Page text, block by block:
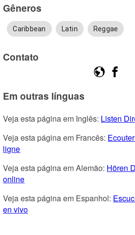
Gêneros
Caribbean Latin Reggae
Contato
Em outras línguas
Veja esta página em Inglês: Listen
Veja esta página em Francês:
ligne
Veja esta página em Alemão: Hören
online
Veja esta página em Espanhol:
en vivo